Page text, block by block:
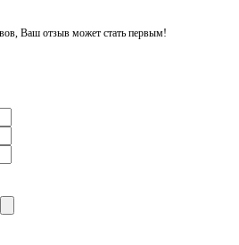
Ваш отзыв может стать первым!